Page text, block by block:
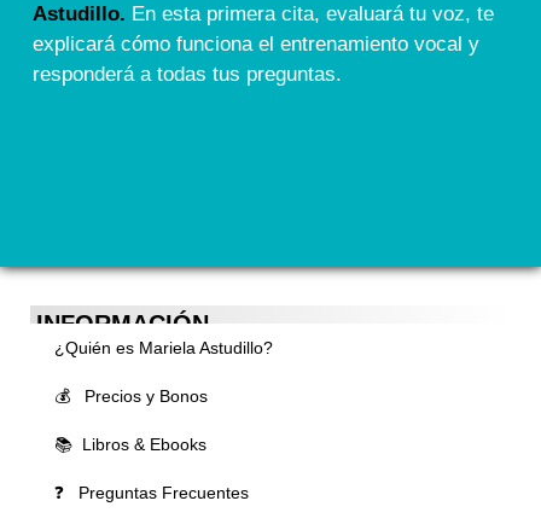
Astudillo. En esta primera cita, evaluará tu voz, te
explicará cómo funciona el entrenamiento vocal y
responderá a todas tus preguntas.
INFORMACIÓN
¿Quién es Mariela Astudillo?
💰 Precios y Bonos
📚 Libros & Ebooks
❓ Preguntas Frecuentes